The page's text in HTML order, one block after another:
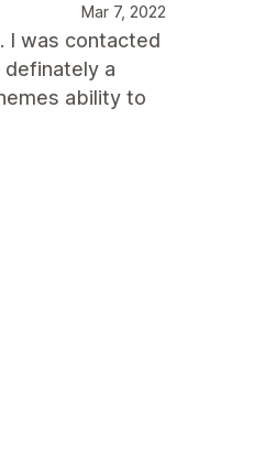
Mar 7, 2022
I was contacted
a
ability to